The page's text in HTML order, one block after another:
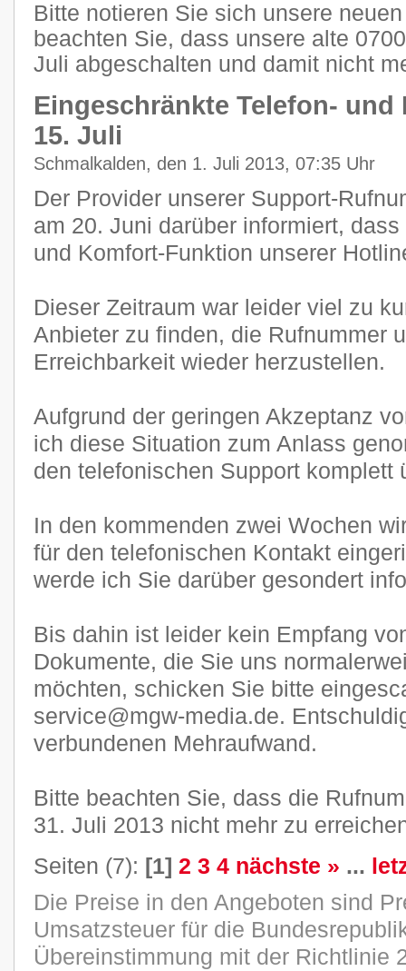
Bitte notieren Sie sich unsere
beachten Sie, dass unsere alte
Juli abgeschalten und damit nicht
Eingeschränkte Telefon-
15. Juli
Schmalkalden, den 1. Juli 2013, 07:35 Uhr
Der Provider unserer Support-
am 20. Juni darüber informiert,
und Komfort-Funktion unserer
Dieser Zeitraum war leider viel zu
Anbieter zu finden, die Rufnummer
Erreichbarkeit wieder herzustellen.
Aufgrund der geringen Akzeptanz
ich diese Situation zum Anlass
den telefonischen Support komplett
In den kommenden zwei Wochen
für den telefonischen Kontakt
werde ich Sie darüber gesondert
Bis dahin ist leider kein Empfang
Dokumente, die Sie uns
möchten, schicken Sie bitte
service@mgw-media.de.
verbundenen Mehraufwand.
Bitte beachten Sie, dass die
31. Juli 2013 nicht mehr zu
Seiten (7): [1] 2 3 4 nächste » ...
Die Preise in den Angeboten sind
Umsatzsteuer für die
Übereinstimmung mit der Richtlinie